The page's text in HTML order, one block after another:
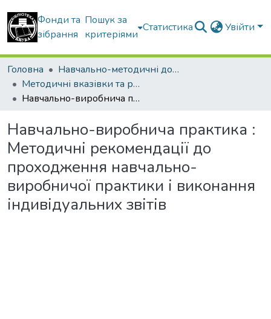
Фонди та
зібрання
Пошук за
критеріями
Статистика Увійти
Головна
Навчально-методичні документи
Методичні вказівки та рекомендації
Навчально-виробнича практика : Методичні рекомендації до проходження навчально-виробничої практики і виконання індивідуальних звітів
Навчально-виробнича практика :
Методичні рекомендації до
проходження навчально-
виробничої практики і виконання
індивідуальних звітів